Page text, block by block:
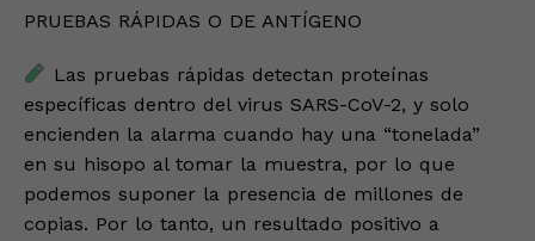
PRUEBAS RÁPIDAS O DE ANTÍGENO
Las pruebas rápidas detectan proteínas
específicas dentro del virus SARS-CoV-2, y solo
encienden la alarma cuando hay una “tonelada”
en su hisopo al tomar la muestra, por lo que
podemos suponer la presencia de millones de
copias. Por lo tanto, un resultado positivo a